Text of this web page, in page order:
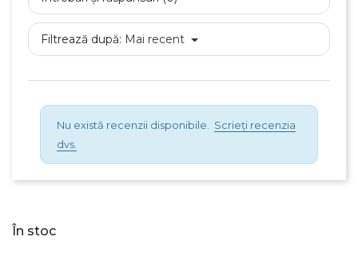
Filtrează după: Mai recent
Nu există recenzii disponibile. Scrieți recenzia
dvs.
În stoc
Numele listei de dorinte
Anuleaza
Creeaza o lista de dorinte